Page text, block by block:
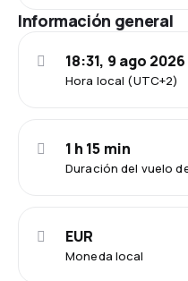
Información general
Hora local (UTC+2)
18:31, 9 ago 2026
Duración del vuelo
1 h 15 min
Moneda local
EUR